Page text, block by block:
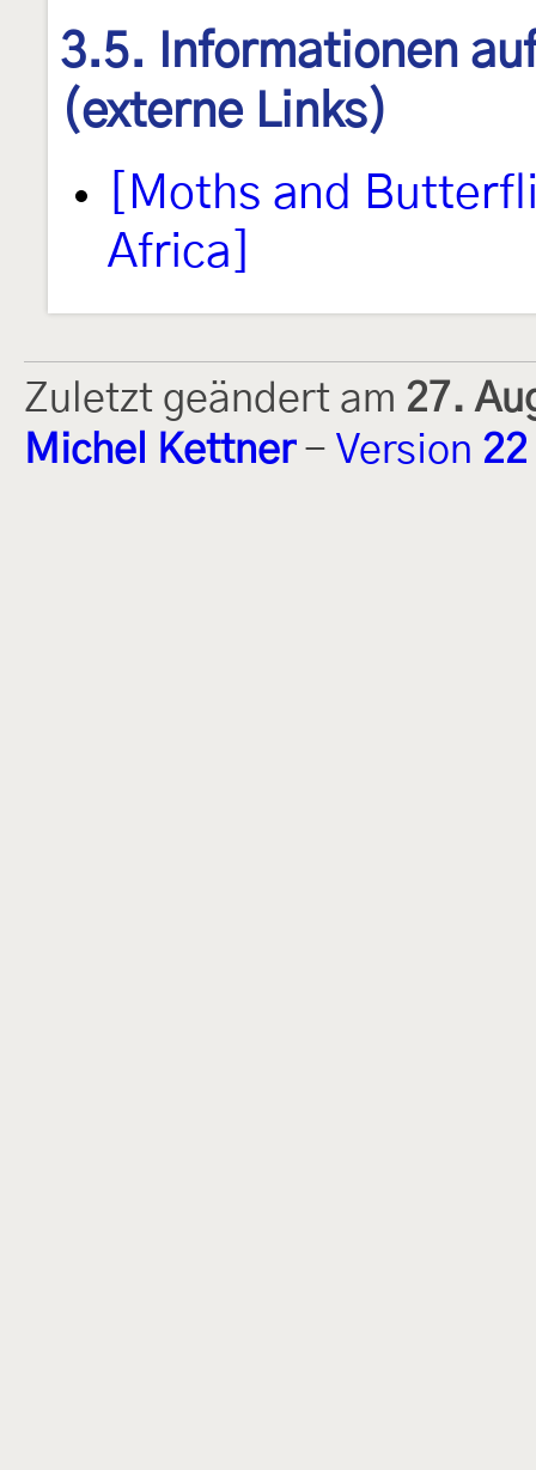
3.5. Informationen
(externe Links)
[Moths and
Africa]
Zuletzt geändert am 27.
Michel Kettner- Version 22